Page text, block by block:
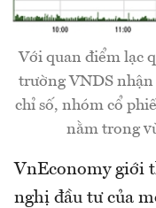
Với quan điểm lạc
trường VNDS
chỉ số, nhóm cổ
nằm trong
VnEconomy giới
nghị đầu tư của